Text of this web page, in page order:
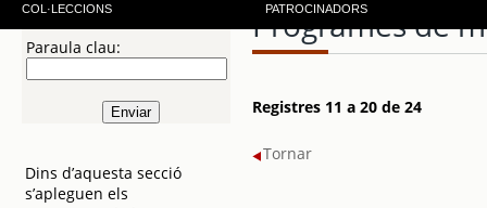
COL·LECCIONS PATROCINADORS
Paraula clau:
Dins d’aquesta secció
s’apleguen els
Programes de
Registres 11 a 20 de 24
Tornar